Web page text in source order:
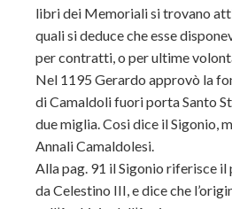
libri dei Memoriali si trovano
quali si deduce che esse
per contratti, o per ultime
Nel 1195 Gerardo approvò la
di Camaldoli fuori porta Santo
due miglia. Cosi dice il Sigonio,
Annali Camaldolesi.
Alla pag. 91 il Sigonio riferisce
da Celestino III, e dice che